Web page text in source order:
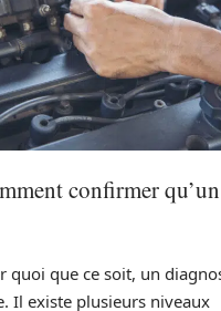
confirmer
quoi que ce soit, un
Il existe plusieurs niveaux